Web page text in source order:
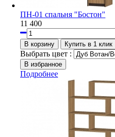
ПН-01 спальня "Бостон"
11 400
Выбрать цвет :
Подробнее